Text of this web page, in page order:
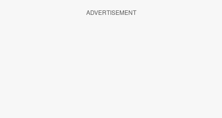
ADVERTISEMENT